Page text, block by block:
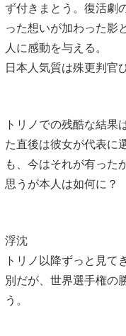
ず付きまとう。復活劇
った想いが加わった影
人に感動を与える。
日本人気質は殊更判官
トリノでの残酷な結果
た直後は彼女が代表に
も、今はそれが有った
思うが本人は如何に？
浮沈
トリノ以降ずっと見て
別だが、世界選手権の
う。